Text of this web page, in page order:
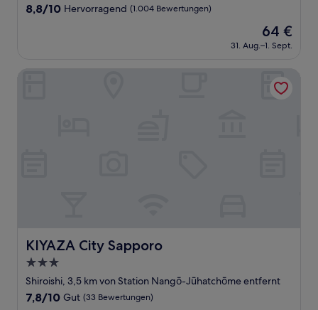
8.8
Bewertungen)
8,8/10 Hervorragend (1.004 Bewertungen)
Der
Preis
beträgt
64 €
31. Aug.–1. Sept.
KIYAZA City Sapporo
KIYAZA City Sapporo
3.0-
Sterne-
Unterkunft
Shiroishi, 3,5 km von Station Nangō-Jūhatchōme entfernt
7.8
7,8/10 Gut (33 Bewertungen)